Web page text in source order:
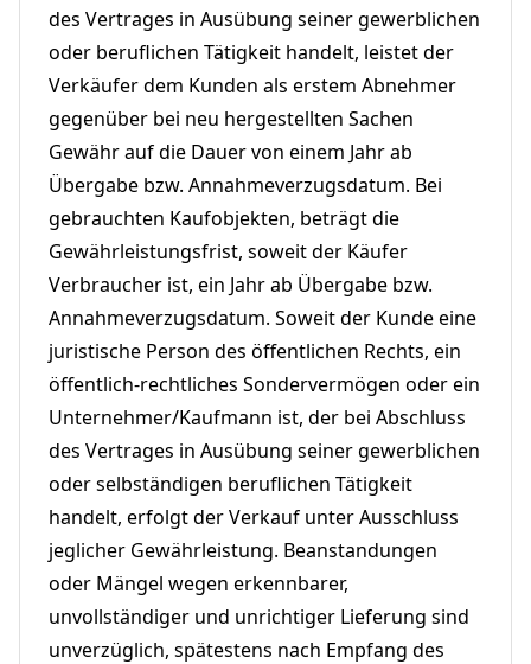
des Vertrages in Ausübung seiner gewerblichen
oder beruflichen Tätigkeit handelt, leistet der
Verkäufer dem Kunden als erstem Abnehmer
gegenüber bei neu hergestellten Sachen
Gewähr auf die Dauer von einem Jahr ab
Übergabe bzw. Annahmeverzugsdatum. Bei
gebrauchten Kaufobjekten, beträgt die
Gewährleistungsfrist, soweit der Käufer
Verbraucher ist, ein Jahr ab Übergabe bzw.
Annahmeverzugsdatum. Soweit der Kunde eine
juristische Person des öffentlichen Rechts, ein
öffentlich-rechtliches Sondervermögen oder ein
Unternehmer/Kaufmann ist, der bei Abschluss
des Vertrages in Ausübung seiner gewerblichen
oder selbständigen beruflichen Tätigkeit
handelt, erfolgt der Verkauf unter Ausschluss
jeglicher Gewährleistung. Beanstandungen
oder Mängel wegen erkennbarer,
unvollständiger und unrichtiger Lieferung sind
unverzüglich, spätestens nach Empfang des